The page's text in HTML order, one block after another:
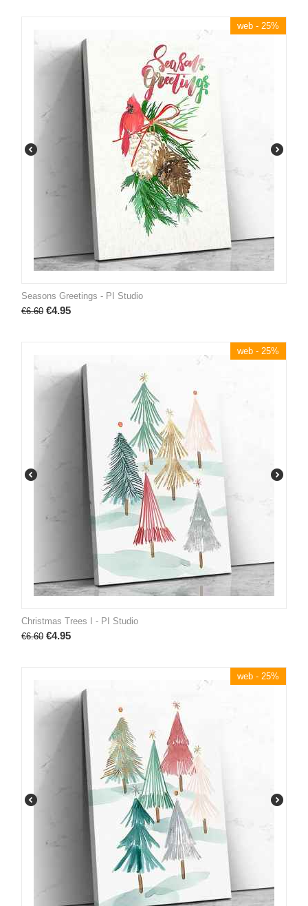
web - 25%
Seasons Greetings - PI Studio
€6.60 €4.95
web - 25%
Christmas Trees I - PI Studio
€6.60 €4.95
web - 25%